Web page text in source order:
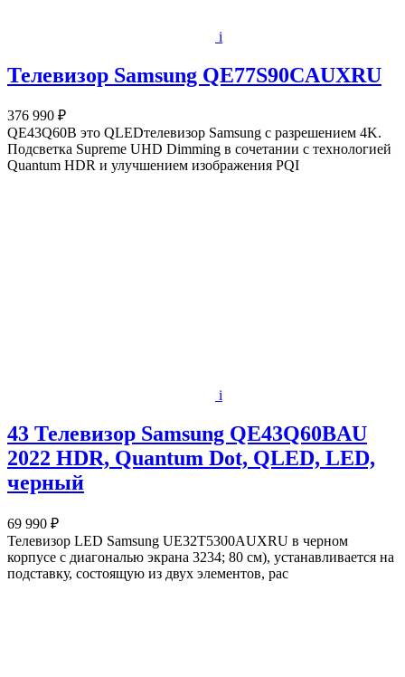
i
Телевизор Samsung QE77S90CAUXRU
376 990 ₽
QE43Q60B это QLEDтелевизор Samsung с разрешением 4K.
Подсветка Supreme UHD Dimming в сочетании с технологией
Quantum HDR и улучшением изображения PQI
i
43 Телевизор Samsung QE43Q60BAU
2022 HDR, Quantum Dot, QLED, LED,
черный
69 990 ₽
Телевизор LED Samsung UE32T5300AUXRU в черном
корпусе с диагональю экрана 3234; 80 см), устанавливается на
подставку, состоящую из двух элементов, рас